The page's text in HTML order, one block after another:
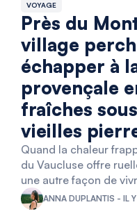
VOYAGE
Près du
village
échapper à
provençale
fraîches
vieilles
Quand la chaleur
du Vaucluse offre
une autre façon de
ANNA DUPLANTIS - IL